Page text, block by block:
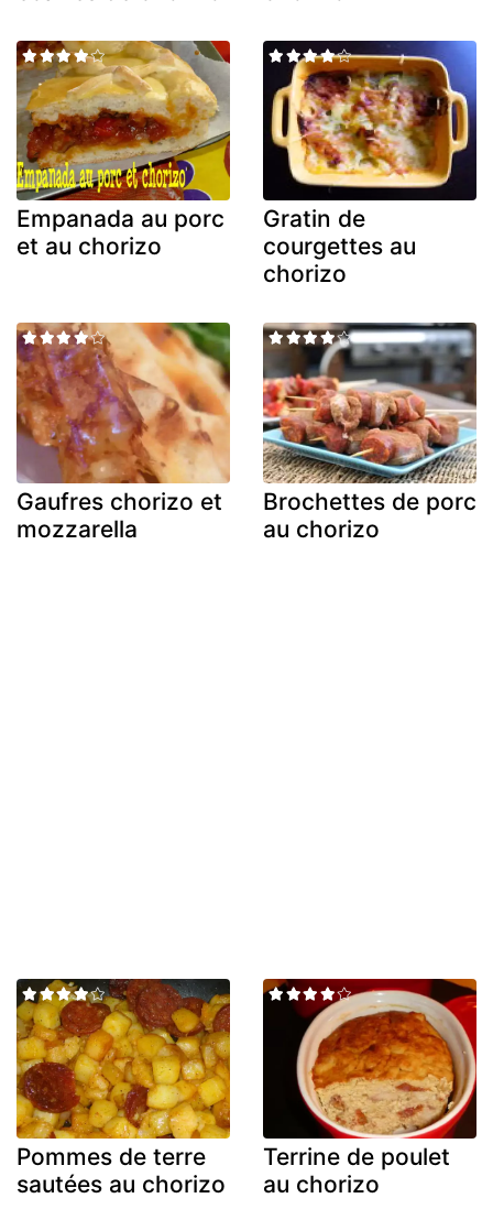
Empanada au porc
et au chorizo
Gratin de
courgettes au
chorizo
Gaufres chorizo et
mozzarella
Brochettes de porc
au chorizo
Pommes de terre
sautées au chorizo
Terrine de poulet
au chorizo